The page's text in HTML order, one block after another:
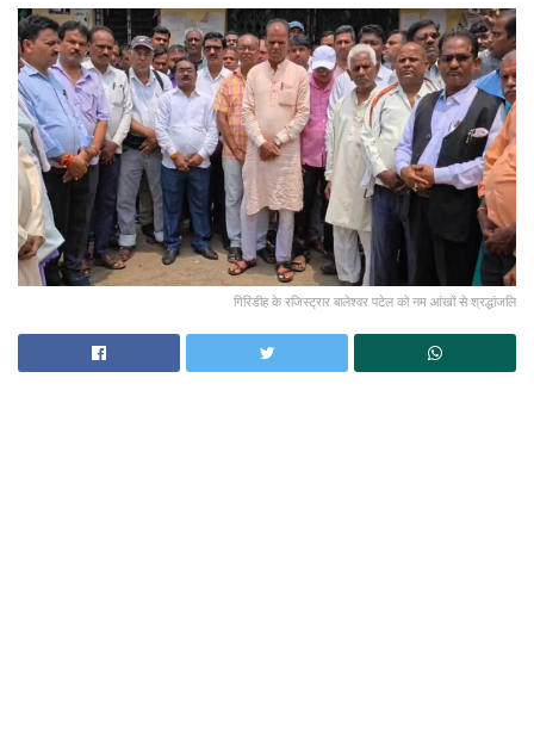
गिरिडीह के रजिस्ट्रार बालेश्वर पटेल को नम आंखों से श्रद्धांजलि